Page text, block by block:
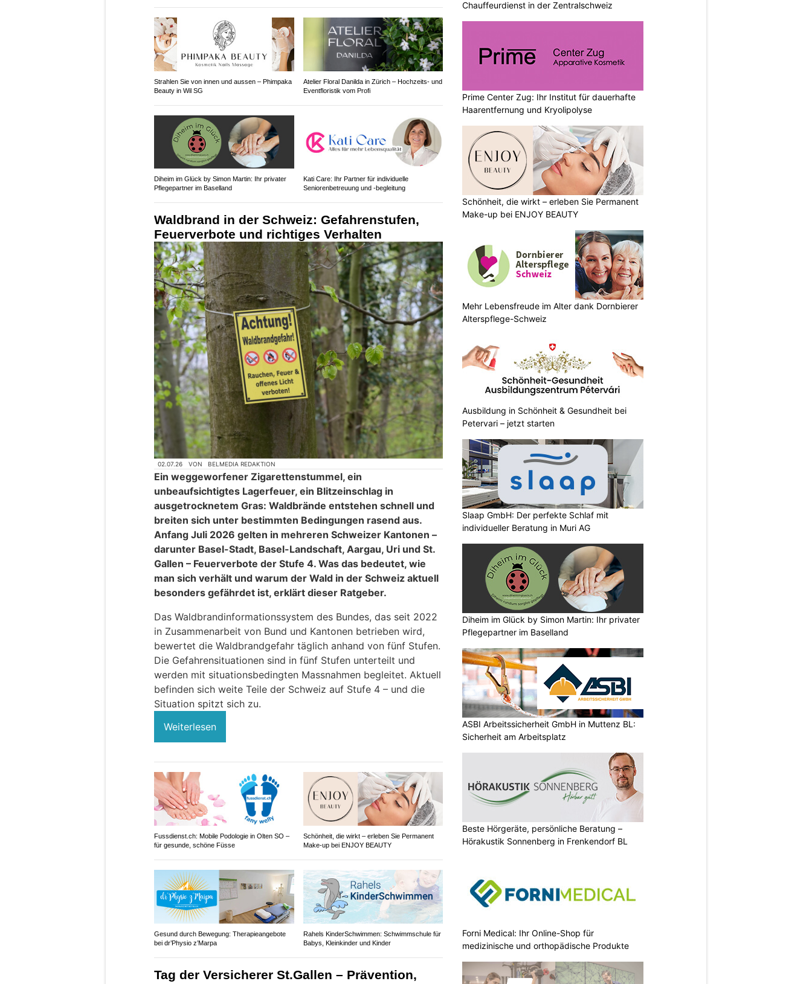
Strahlen Sie von innen und aussen – Phimpaka
Beauty in Wil SG
Atelier Floral Danilda in Zürich – Hochzeits- und
Eventfloristik vom Profi
Diheim im Glück by Simon Martin: Ihr privater
Pflegepartner im Baselland
Kati Care: Ihr Partner für individuelle
Seniorenbetreuung und -begleitung
Waldbrand in der Schweiz: Gefahrenstufen,
Feuerverbote und richtiges Verhalten
02.07.26 VON BELMEDIA REDAKTION
Ein weggeworfener Zigarettenstummel, ein
unbeaufsichtigtes Lagerfeuer, ein Blitzeinschlag in
ausgetrocknetem Gras: Waldbrände entstehen schnell und
breiten sich unter bestimmten Bedingungen rasend aus.
Anfang Juli 2026 gelten in mehreren Schweizer Kantonen –
darunter Basel-Stadt, Basel-Landschaft, Aargau, Uri und St.
Gallen – Feuerverbote der Stufe 4. Was das bedeutet, wie
man sich verhält und warum der Wald in der Schweiz aktuell
besonders gefährdet ist, erklärt dieser Ratgeber.
Das Waldbrandinformationssystem des Bundes, das seit 2022
in Zusammenarbeit von Bund und Kantonen betrieben wird,
bewertet die Waldbrandgefahr täglich anhand von fünf Stufen.
Die Gefahrensituationen sind in fünf Stufen unterteilt und
werden mit situationsbedingten Massnahmen begleitet. Aktuell
befinden sich weite Teile der Schweiz auf Stufe 4 – und die
Situation spitzt sich zu.
Weiterlesen
Fussdienst.ch: Mobile Podologie in Olten SO –
für gesunde, schöne Füsse
Schönheit, die wirkt – erleben Sie Permanent
Make-up bei ENJOY BEAUTY
Gesund durch Bewegung: Therapieangebote
bei dr’Physio z’Marpa
Rahels KinderSchwimmen: Schwimmschule für
Babys, Kleinkinder und Kinder
Tag der Versicherer St.Gallen – Prävention,
Chauffeurdienst in der Zentralschweiz
Prime Center Zug: Ihr Institut für dauerhafte
Haarentfernung und Kryolipolyse
Schönheit, die wirkt – erleben Sie Permanent
Make-up bei ENJOY BEAUTY
Mehr Lebensfreude im Alter dank Dornbierer
Alterspflege-Schweiz
Ausbildung in Schönheit & Gesundheit bei
Petervari – jetzt starten
Slaap GmbH: Der perfekte Schlaf mit
individueller Beratung in Muri AG
Diheim im Glück by Simon Martin: Ihr privater
Pflegepartner im Baselland
ASBI Arbeitssicherheit GmbH in Muttenz BL:
Sicherheit am Arbeitsplatz
Beste Hörgeräte, persönliche Beratung –
Hörakustik Sonnenberg in Frenkendorf BL
Forni Medical: Ihr Online-Shop für
medizinische und orthopädische Produkte